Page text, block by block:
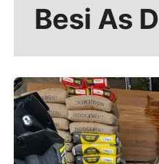
Besi As